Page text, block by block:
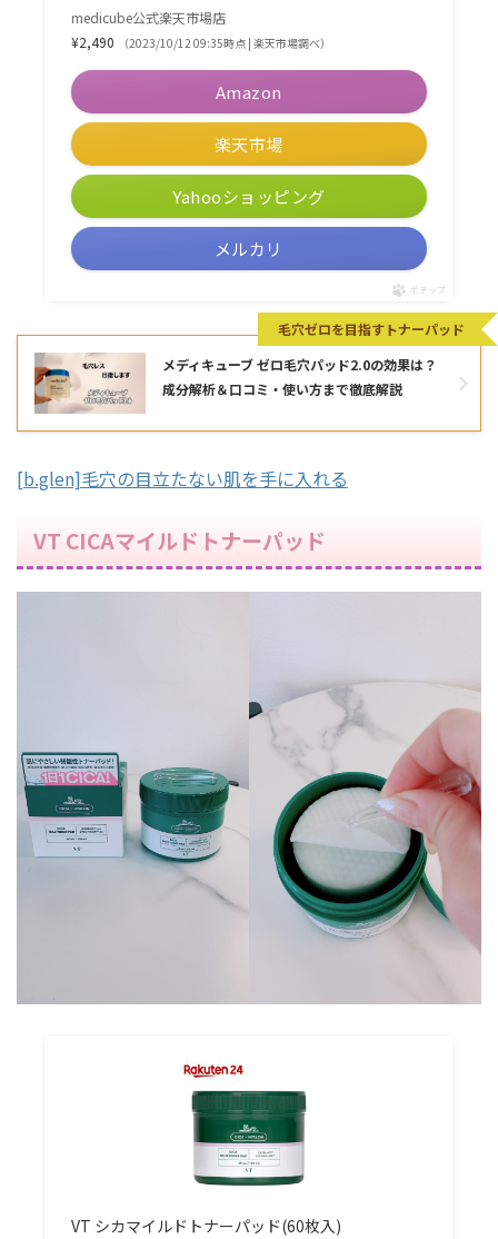
medicube公式楽天市場店
¥2,490
（2023/10/12 09:35時点 | 楽天市場調べ）
Amazon
楽天市場
Yahooショッピング
メルカリ
ポチップ
メディキューブ ゼロ毛穴パッド2.0の効果は？
成分解析＆口コミ・使い方まで徹底解説
毛穴ゼロを目指すトナーパッド
[b.glen]毛穴の目立たない肌を手に入れる
VT CICAマイルドトナーパッド
VT シカマイルドトナーパッド(60枚入)